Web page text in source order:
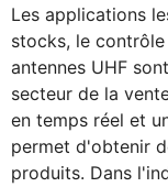
Les applications
stocks, le
antennes UHF
secteur de la
en temps réel et
permet d'obtenir
produits. Dans